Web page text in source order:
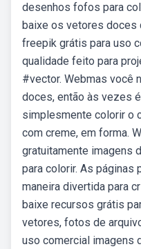
desenhos fofos para
baixe os vetores doces
freepik grátis para uso
qualidade feito para
#vector. Webmas você
doces, então às vezes
simplesmente colorir o
com creme, em forma.
gratuitamente imagens
para colorir. As páginas
maneira divertida para
baixe recursos grátis
vetores, fotos de
uso comercial imagens